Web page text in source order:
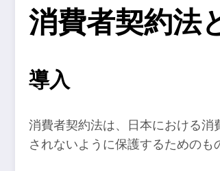
消費者契約法
導入
消費者契約法は、日本における
されないように保護するための